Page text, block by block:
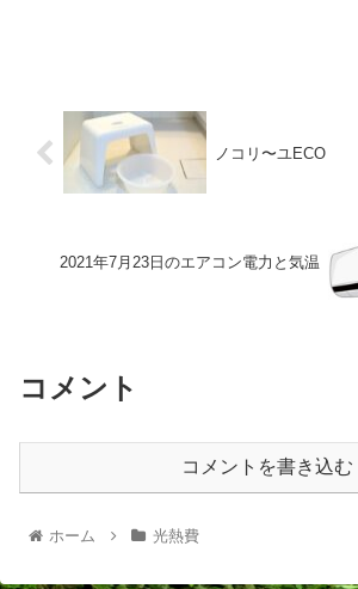
ノコリ〜ユECO
2021年7月23日のエアコン電力と気温
コメント
コメントを書き込む
ホーム 光熱費